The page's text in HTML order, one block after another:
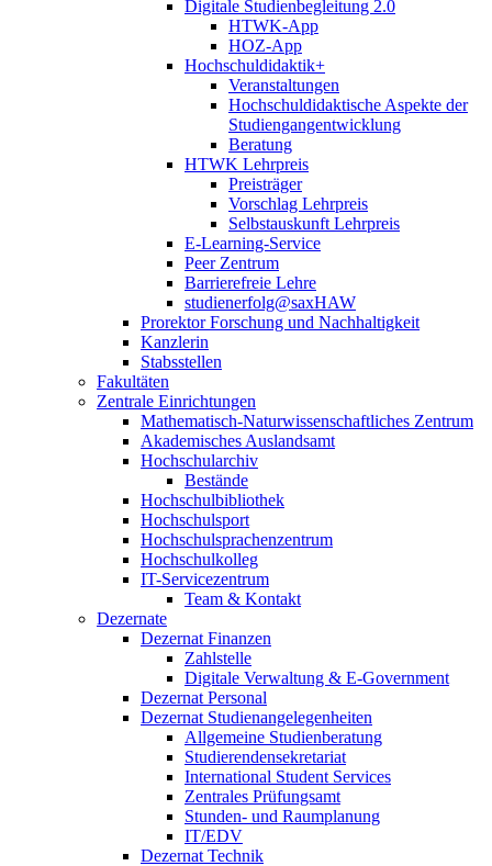
Digitale Studienbegleitung 2.0
HTWK-App
HOZ-App
Hochschuldidaktik+
Veranstaltungen
Hochschuldidaktische Aspekte der
Studiengangentwicklung
Beratung
HTWK Lehrpreis
Preisträger
Vorschlag Lehrpreis
Selbstauskunft Lehrpreis
E-Learning-Service
Peer Zentrum
Barrierefreie Lehre
studienerfolg@saxHAW
Prorektor Forschung und Nachhaltigkeit
Kanzlerin
Stabsstellen
Fakultäten
Zentrale Einrichtungen
Mathematisch-Naturwissenschaftliches Zentrum
Akademisches Auslandsamt
Hochschularchiv
Bestände
Hochschulbibliothek
Hochschulsport
Hochschulsprachenzentrum
Hochschulkolleg
IT-Servicezentrum
Team & Kontakt
Dezernate
Dezernat Finanzen
Zahlstelle
Digitale Verwaltung & E-Government
Dezernat Personal
Dezernat Studienangelegenheiten
Allgemeine Studienberatung
Studierendensekretariat
International Student Services
Zentrales Prüfungsamt
Stunden- und Raumplanung
IT/EDV
Dezernat Technik